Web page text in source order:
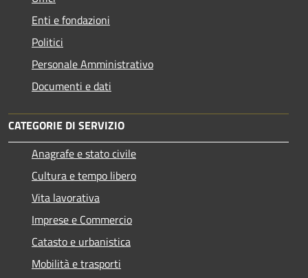
Enti e fondazioni
Politici
Personale Amministrativo
Documenti e dati
CATEGORIE DI SERVIZIO
Anagrafe e stato civile
Cultura e tempo libero
Vita lavorativa
Imprese e Commercio
Catasto e urbanistica
Mobilità e trasporti